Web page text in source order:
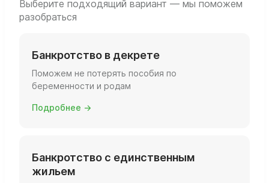
Выберите подходящий вариант — мы поможем
разобраться
Банкротство в декрете
Поможем не потерять пособия по
беременности и родам
Подробнее →
Банкротство с единственным
жильем